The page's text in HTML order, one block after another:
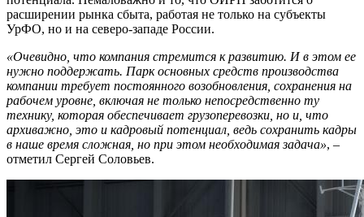
расширении рынка сбыта, работая не только на субъекты
УрФО, но и на северо-западе России.
«Очевидно, что компания стремится к развитию. И в этом ее
нужно поддержать. Парк основных средств производства
компании требует постоянного возобновления, сохранения на
рабочем уровне, включая не только непосредственно ту
технику, которая обеспечивает грузоперевозки, но и, что
архиважно, это и кадровый потенциал, ведь сохранить кадры
в наше время сложная, но при этом необходимая задача», –
отметил Сергей Соловьев.